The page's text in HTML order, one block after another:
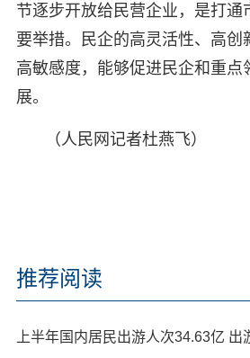
节逐步开放给民营企业，是打通
要举措。民企的高灵活性、高创
高敏感度，能够促进民企和重点
展。
（人民网记者杜燕飞）
推荐阅读
上半年国内居民出游人次34.63亿